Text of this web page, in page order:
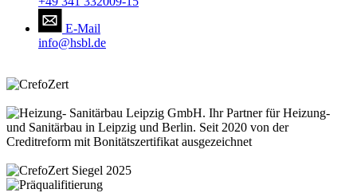
E-Mail
info@hsbl.de